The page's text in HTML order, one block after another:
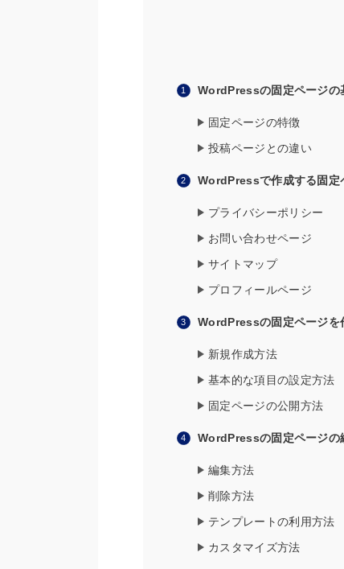
WordPressの固定ページの
固定ページの特徴
投稿ページとの違い
WordPressで作成する固定
プライバシーポリシー
お問い合わせページ
サイトマップ
プロフィールページ
WordPressの固定ページを
新規作成方法
基本的な項目の設定方法
固定ページの公開方法
WordPressの固定ページの
編集方法
削除方法
テンプレートの利用方法
カスタマイズ方法